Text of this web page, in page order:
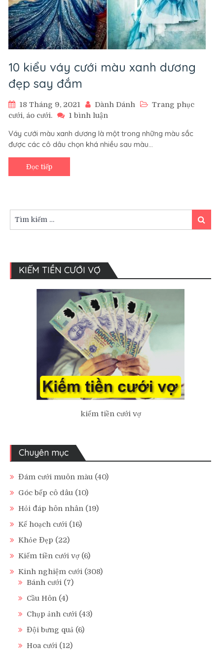
10 kiểu váy cưới màu xanh dương
đẹp say đắm
18 Tháng 9, 2021 Dành Dánh
Trang phục
cưới, áo cưới.
1 bình luận
kiểu
váy
say
Váy cưới màu xanh dương là một trong những màu sắc
được các cô dâu chọn khá nhiều sau màu…
Đọc tiếp
kiếm:
Tìm
kiếm
KIẾM TIỀN CƯỚI VỢ
kiếm tiền cưới vợ
Chuyên mục
Đám cưới muôn màu (40)
Góc bếp cô dâu (10)
Hỏi đáp hôn nhân (19)
Kế hoạch cưới (16)
Khỏe Đẹp (22)
Kiếm tiền cưới vợ (6)
Kinh nghiệm cưới (308)
Bánh cưới (7)
Cầu Hôn (4)
Chụp ảnh cưới (43)
Đội bưng quả (6)
Hoa cưới (12)